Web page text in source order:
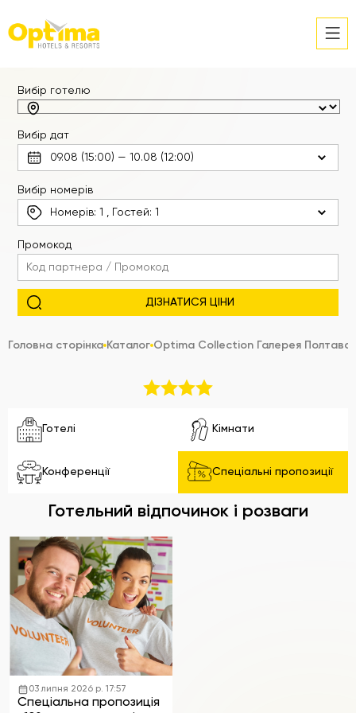
Вибір готелю
Вибір дат
Вибір номерів
Номерів:1 , Гостей: 1
Промокод
Головна сторінка Каталог Optima Collection Галерея Полтава
Готелі Кімнати
Конференції Спеціальні пропозиції
Готельний відпочинок і розваги
03 липня 2026 р. 17:57
Спеціальна пропозиція